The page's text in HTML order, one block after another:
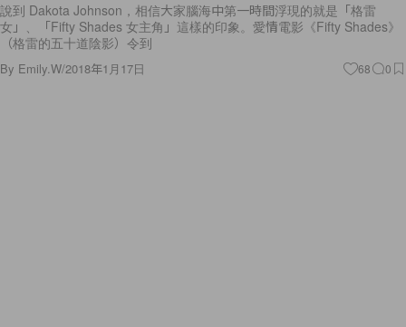
說到 Dakota Johnson，相信大家腦海中第一時間浮現的就是「格雷
女」、「Fifty Shades 女主角」這樣的印象。愛情電影《Fifty Shades》
（格雷的五十道陰影）令到
By Emily.W/2018年1月17日 68 0